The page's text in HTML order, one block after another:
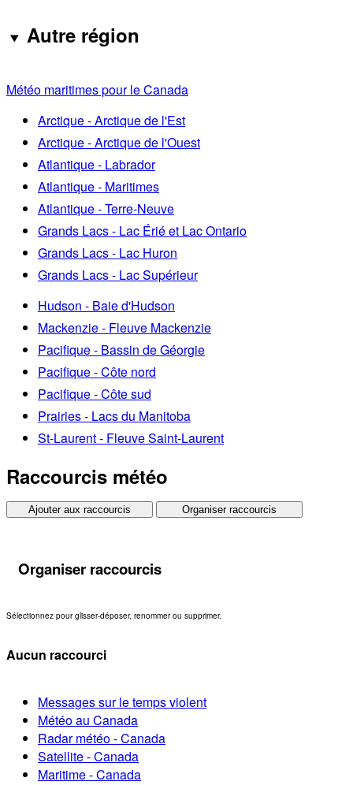
Autre région
Météo maritimes pour le Canada
Arctique - Arctique de l'Est
Arctique - Arctique de l'Ouest
Atlantique - Labrador
Atlantique - Maritimes
Atlantique - Terre-Neuve
Grands Lacs - Lac Érié et Lac Ontario
Grands Lacs - Lac Huron
Grands Lacs - Lac Supérieur
Hudson - Baie d'Hudson
Mackenzie - Fleuve Mackenzie
Pacifique - Bassin de Géorgie
Pacifique - Côte nord
Pacifique - Côte sud
Prairies - Lacs du Manitoba
St-Laurent - Fleuve Saint-Laurent
Raccourcis météo
Ajouter aux raccourcis Organiser raccourcis
Organiser raccourcis
Sélectionnez pour glisser-déposer, renommer ou supprimer.
Aucun raccourci
Messages sur le temps violent
Météo au Canada
Radar météo - Canada
Satellite - Canada
Maritime - Canada